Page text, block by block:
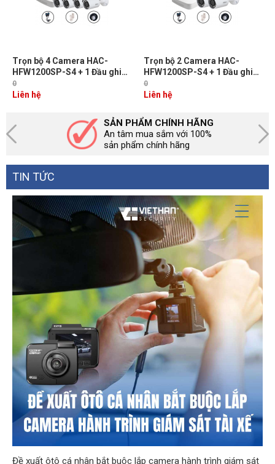
Trọn bộ 4 Camera HAC-
HFW1200SP-S4 + 1 Đầu ghi
hình 4 kênh Dahua độ phân
giải 2 Megapixel
0
Liên hệ
Trọn bộ 2 Camera HAC-
HFW1200SP-S4 + 1 Đầu ghi
hình 4 kênh Dahua độ phân
giải 2 Megapixel
0
Liên hệ
SẢN PHẨM CHÍNH HÃNG
An tâm mua sắm với 100%
sản phẩm chính hãng
TIN TỨC
Đề xuất ôtô cá nhân bắt buộc lắp camera hành trình giám sát